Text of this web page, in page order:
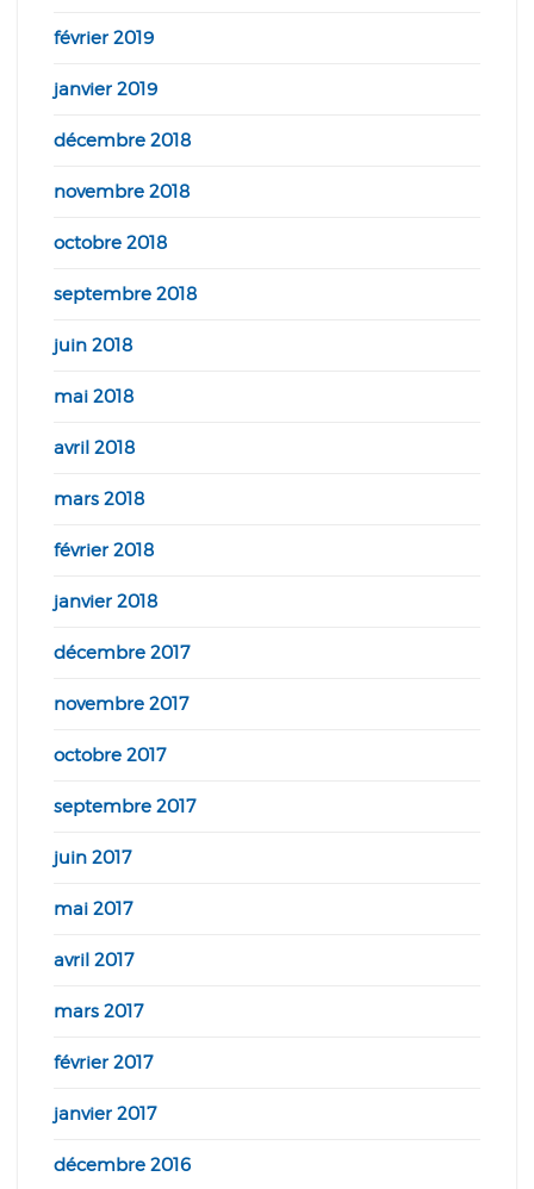
février 2019
janvier 2019
décembre 2018
novembre 2018
octobre 2018
septembre 2018
juin 2018
mai 2018
avril 2018
mars 2018
février 2018
janvier 2018
décembre 2017
novembre 2017
octobre 2017
septembre 2017
juin 2017
mai 2017
avril 2017
mars 2017
février 2017
janvier 2017
décembre 2016